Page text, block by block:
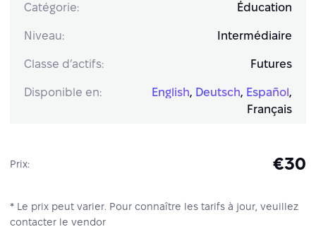
Catégorie: Éducation
Niveau: Intermédiaire
Classe d’actifs: Futures
Disponible en: English, Deutsch, Español,
Français
Prix: €30
* Le prix peut varier. Pour connaître les tarifs à jour, veuillez
contacter le vendor